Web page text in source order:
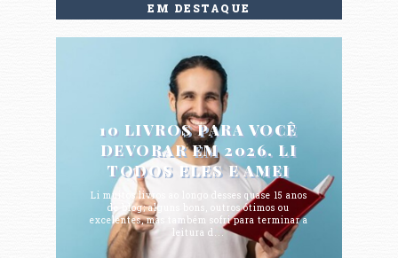
EM DESTAQUE
10 LIVROS PARA VOCÊ
DEVORAR EM 2026. LI
TODOS ELES E AMEI
Li muitos livros ao longo desses quase 15 anos
de blog; alguns bons, outros ótimos ou
excelentes, mas também sofri para terminar a
leitura d...